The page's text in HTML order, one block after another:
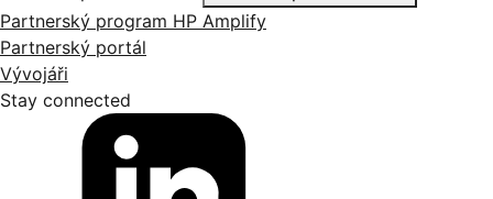
Partnerský program HP Amplify
Partnerský portál
Vývojáři
Stay connected